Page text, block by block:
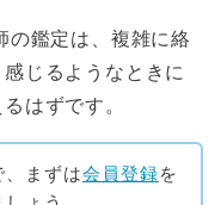
の鑑定は、複雑に絡
じるようなときに
はずです。
まずは会員登録を